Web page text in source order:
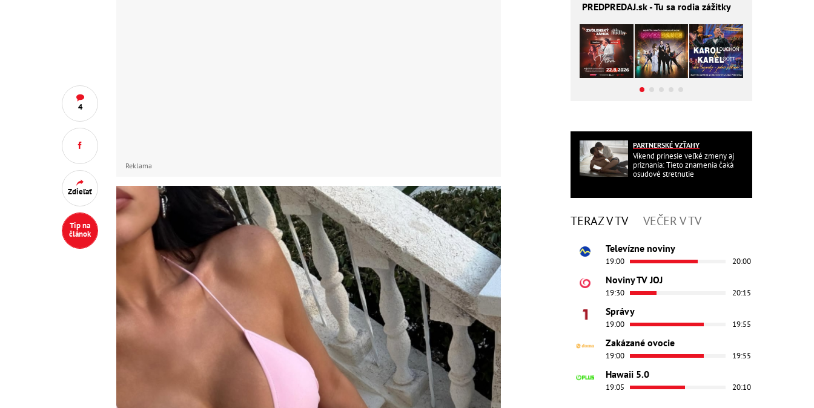
4
Zdieľať
Tip na
článok
Reklama
PREDPREDAJ.sk - Tu sa rodia zážitky
PARTNERSKÉ VZŤAHY
Víkend prinesie veľké zmeny aj
priznania: Tieto znamenia čaká
osudové stretnutie
TERAZ V TV VEČER V TV
Televízne noviny
19:00 20:00
Noviny TV JOJ
19:30 20:15
Správy
19:00 19:55
Zakázané ovocie
19:00 19:55
Hawaii 5.0
19:05 20:10